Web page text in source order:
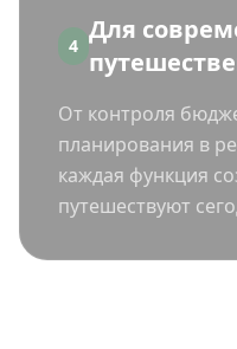
4
Для
От контроля
планирования в
каждая функция
путешествуют